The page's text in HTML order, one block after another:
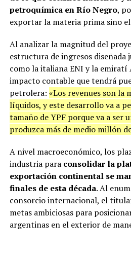
petroquímica en Río Negro,
exportar la materia prima sino
Al analizar la magnitud del
estructura de ingresos diseñada
como la italiana ENI y la
impacto contable que tendrá
petrolera: «Los revenues son la
líquidos, y este desarrollo va a
tamaño de YPF porque va a ser
produzca más de medio millón
A nivel macroeconómico, los
industria para consolidar la
exportación continental se
finales de esta década. Al
consorcio internacional, el
metas ambiciosas para
argentinas en el exterior de